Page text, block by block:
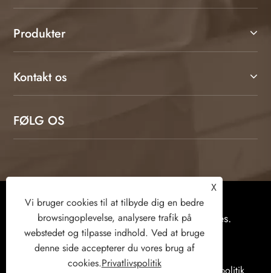
Produkter
Kontakt os
FØLG OS
Copyright © 2026 Weifang Kamulang Home
Technology Co., Ltd. Alle rettigheder forbeholdes.
Sitemap RSS XML Privatlivspolitik
X
Vi bruger cookies til at tilbyde dig en bedre
browsingoplevelse, analysere trafik på
webstedet og tilpasse indhold. Ved at bruge
denne side accepterer du vores brug af
cookies.Privatlivspolitik